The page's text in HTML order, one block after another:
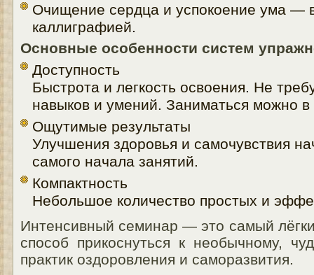
Очищение сердца и успокоение ума —
каллиграфией.
Основные особенности систем
Доступность
Быстрота и легкость освоения. Не
навыков и умений. Заниматься можно
Ощутимые результаты
Улучшения здоровья и самочувствия
самого начала занятий.
Компактность
Небольшое количество простых и
Интенсивный семинар — это самый
способ прикоснуться к необычному,
практик оздоровления и саморазвития.